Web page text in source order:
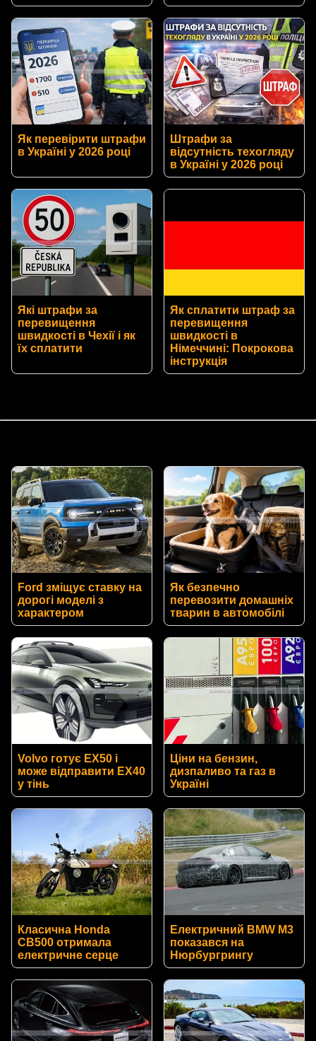
Як перевірити штрафи
в Україні у 2026 році
Штрафи за
відсутність техогляду
в Україні у 2026 році
Які штрафи за
перевищення
швидкості в Чехії і як
їх сплатити
Як сплатити штраф за
перевищення
швидкості в
Німеччині: Покрокова
інструкція
Ford зміщує ставку на
дорогі моделі з
характером
Як безпечно
перевозити домашніх
тварин в автомобілі
Volvo готує EX50 і
може відправити EX40
у тінь
Ціни на бензин,
дизпаливо та газ в
Україні
Класична Honda
CB500 отримала
електричне серце
Електричний BMW M3
показався на
Нюрбургрингу